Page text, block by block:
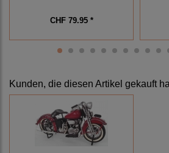
CHF 79.95 *
Kunden, die diesen Artikel gekauft